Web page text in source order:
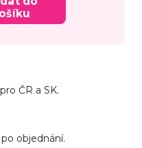
ČR a SK.
objednání.